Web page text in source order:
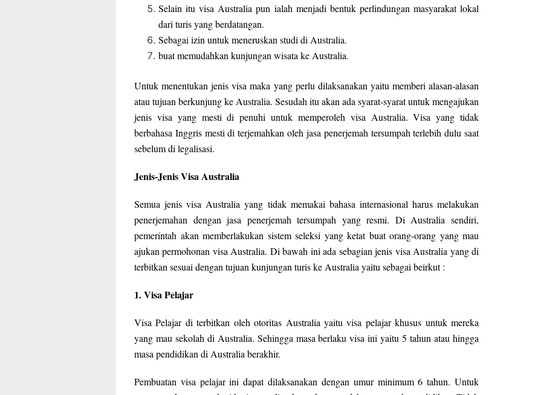
Selain itu visa Australia pun ialah menjadi bentuk perlindungan masyarakat lokal
dari turis yang berdatangan.
Sebagai izin untuk meneruskan studi di Australia.
buat memudahkan kunjungan wisata ke Australia.
Untuk menentukan jenis visa maka yang perlu dilaksanakan yaitu memberi alasan-alasan
atau tujuan berkunjung ke Australia. Sesudah itu akan ada syarat-syarat untuk mengajukan
jenis visa yang mesti di penuhi untuk memperoleh visa Australia. Visa yang tidak
berbahasa Inggris mesti di terjemahkan oleh jasa penerjemah tersumpah terlebih dulu saat
sebelum di legalisasi.
Jenis-Jenis Visa Australia
Semua jenis visa Australia yang tidak memakai bahasa internasional harus melakukan
penerjemahan dengan jasa penerjemah tersumpah yang resmi. Di Australia sendiri,
pemerintah akan memberlakukan sistem seleksi yang ketat buat orang-orang yang mau
ajukan permohonan visa Australia. Di bawah ini ada sebagian jenis visa Australia yang di
terbitkan sesuai dengan tujuan kunjungan turis ke Australia yaitu sebagai beirkut :
1. Visa Pelajar
Visa Pelajar di terbitkan oleh otoritas Australia yaitu visa pelajar khusus untuk mereka
yang mau sekolah di Australia. Sehingga masa berlaku visa ini yaitu 5 tahun atau hingga
masa pendidikan di Australia berakhir.
Pembuatan visa pelajar ini dapat dilaksanakan dengan umur minimum 6 tahun. Untuk